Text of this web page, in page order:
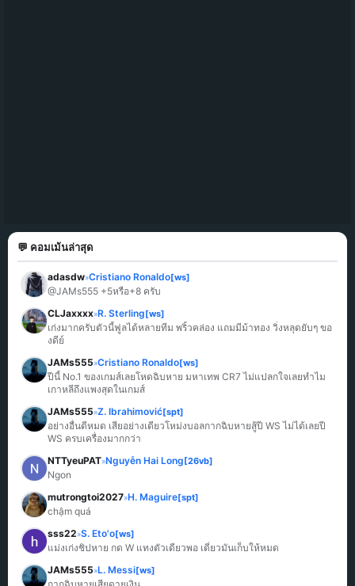
💬 คอมเม้นล่าสุด
adasdw»Cristiano Ronaldo[ws]
@JAMs555 +5หรือ+8 ครับ
CLJaxxxx»R. Sterling[ws]
เก่งมากครับตัวนี้ฟูลได้หลายทีม พริ้วคล่อง แถมมีม้าทอง วิ่งหลุดยับๆ ขอ
งดีย์
JAMs555»Cristiano Ronaldo[ws]
ปีนี้ No.1 ของเกมส์เลยโหดฉิบหาย มหาเทพ CR7 ไม่แปลกใจเลยทำไม
เกาหลีถึงแพงสุดในเกมส์
JAMs555»Z. Ibrahimović[spt]
อย่างอื่นดีหมด เสียอย่างเดียวโหม่งบอลกากฉิบหายสู้ปี WS ไม่ได้เลยปี
WS ครบเครื่องมากกว่า
NTTyeuPAT»Nguyễn Hai Long[26vb]
Ngon
mutrongtoi2027»H. Maguire[spt]
chậm quá
sss22»S. Eto'o[ws]
แม่งเก่งชิปหาย กด W แทงตัวเดียวพอ เดี๋ยวมันเก็บให้หมด
JAMs555»L. Messi[ws]